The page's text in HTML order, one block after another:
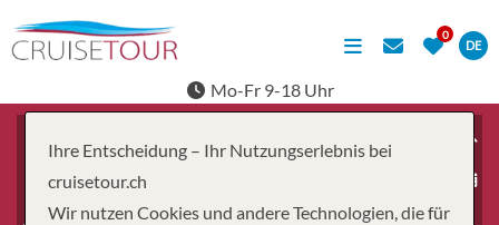
DE
Mo-Fr 9-18 Uhr
Ihre Entscheidung – Ihr Nutzungserlebnis bei
cruisetour.ch
Wir nutzen Cookies und andere Technologien, die für